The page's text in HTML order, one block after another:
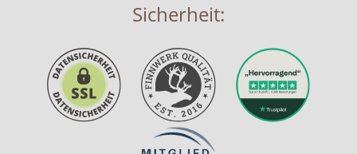
Sicherheit: